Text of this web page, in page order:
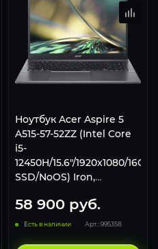
Ноутбук Acer Aspire 5
A515-57-52ZZ (Intel Core
i5-
12450H/15.6"/1920x1080/16Gb/
SSD/NoOS) Iron,
58 900руб.
Есть в наличии Арт.: 995358